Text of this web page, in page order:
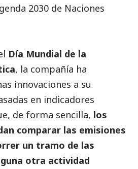
2030 de Naciones
Día Mundial de la
, la compañía ha
innovaciones a su
en indicadores
de forma sencilla, los
comparar las emisiones
un tramo de las
otra actividad